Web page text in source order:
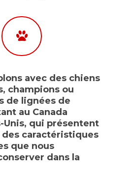
avec des chiens
champions ou
de lignées de
au Canada
Unis, qui présentent
caractéristiques
que nous
dans la